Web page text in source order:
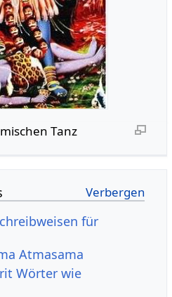
Tanz
für
Atmasama
Wörter wie